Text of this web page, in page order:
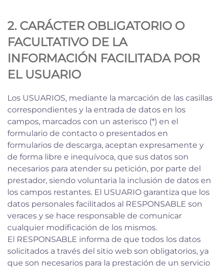
2. CARÁCTER OBLIGATORIO O
FACULTATIVO DE LA
INFORMACIÓN FACILITADA POR
EL USUARIO
Los USUARIOS, mediante la marcación de las casillas
correspondientes y la entrada de datos en los
campos, marcados con un asterisco (*) en el
formulario de contacto o presentados en
formularios de descarga, aceptan expresamente y
de forma libre e inequívoca, que sus datos son
necesarios para atender su petición, por parte del
prestador, siendo voluntaria la inclusión de datos en
los campos restantes. El USUARIO garantiza que los
datos personales facilitados al RESPONSABLE son
veraces y se hace responsable de comunicar
cualquier modificación de los mismos.
El RESPONSABLE informa de que todos los datos
solicitados a través del sitio web son obligatorios, ya
que son necesarios para la prestación de un servicio